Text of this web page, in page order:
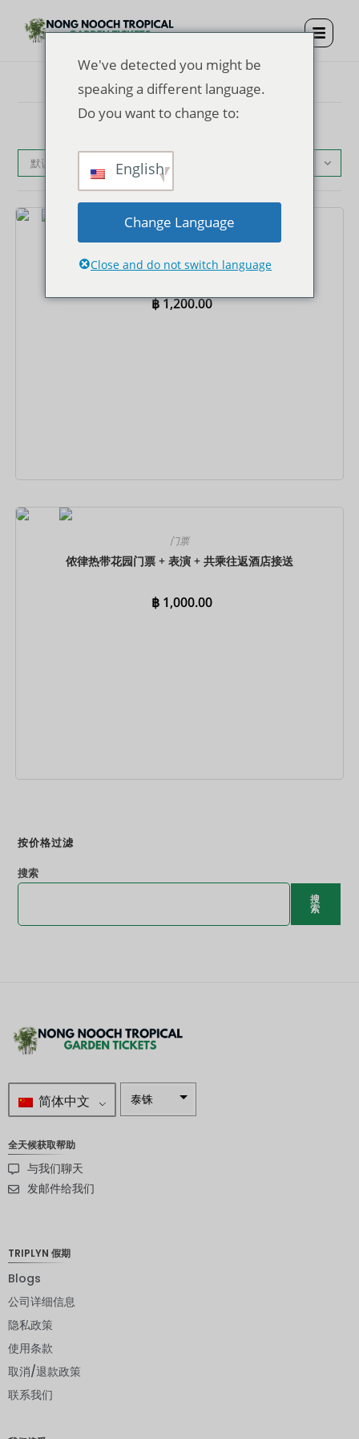
默认产品排序
门票
侬律热带花园门票 + 午餐 + 表演 + 共乘往返酒店接送
฿1,200.00
立即预订
门票
侬律热带花园门票 + 表演 + 共乘往返酒店接送
฿ 1,000.00
按价格过滤
搜索
搜
索
简体中文 泰铢
全天候获取帮助
与我们聊天
发邮件给我们
TRIPLYN 假期
Blogs
公司详细信息
隐私政策
使用条款
取消/退款政策
联系我们
We've detected you might be
speaking a different language.
Do you want to change to:
English
Change Language
Close and do not switch language